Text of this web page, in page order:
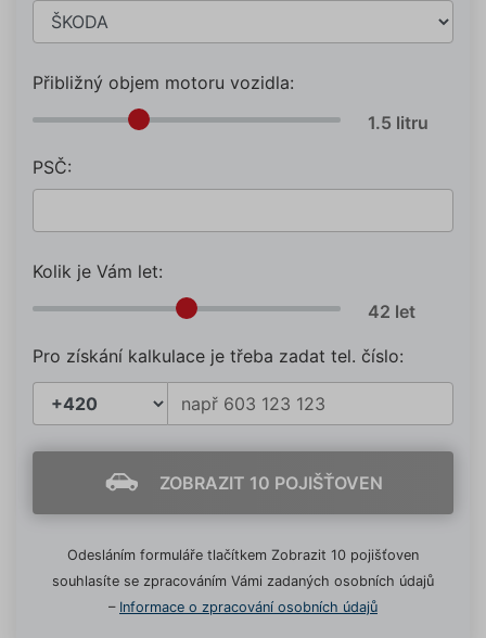
Přibližný objem motoru vozidla:
PSČ:
Kolik je Vám let:
Pro získání kalkulace je třeba zadat tel. číslo:
ZOBRAZIT 10 POJIŠŤOVEN
Odesláním formuláře tlačítkem Zobrazit 10 pojišťoven
souhlasíte se zpracováním Vámi zadaných osobních údajů
– Informace o zpracování osobních údajů